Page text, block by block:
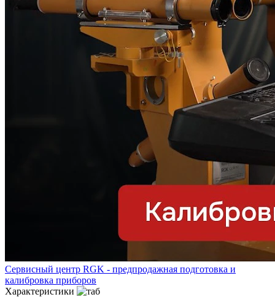
Сервисный центр RGK - предпродажная подготовка и
калибровка приборов
Характеристики